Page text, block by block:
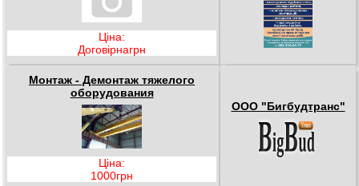
Ціна:
Договірнагрн
Монтаж - Демонтаж тяжелого
оборудования
Ціна:
1000грн
ООО "Бигбудтранс"